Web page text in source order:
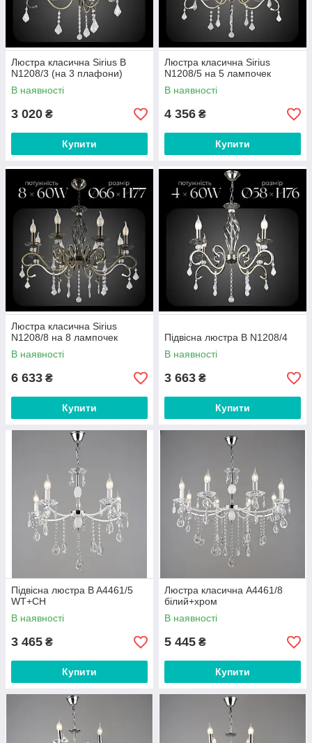
Люстра класична Sirius B
N1208/3 (на 3 плафони)
В наявності
3 020 ₴
Купити
Люстра класична Sirius
N1208/5 на 5 лампочек
В наявності
4 356 ₴
Купити
Люстра класична Sirius
N1208/8 на 8 лампочек
В наявності
6 633 ₴
Купити
Підвісна люстра B N1208/4
В наявності
3 663 ₴
Купити
Підвісна люстра B A4461/5
WT+CH
В наявності
3 465 ₴
Купити
Люстра класична A4461/8
білий+хром
В наявності
5 445 ₴
Купити